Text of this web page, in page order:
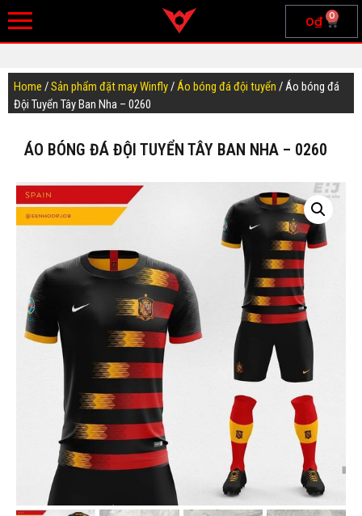
0₫ 0
Home /Sản phẩm đặt may Winfly/Áo bóng đá đội tuyển / Áo bóng đá
Đội Tuyển Tây Ban Nha – 0260
ÁO BÓNG ĐÁ ĐỘI TUYỂN TÂY BAN NHA – 0260